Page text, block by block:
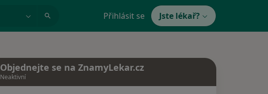
Přihlásit se Jste lékař?
Objednejte se na ZnamyLekar.cz
Neaktivní